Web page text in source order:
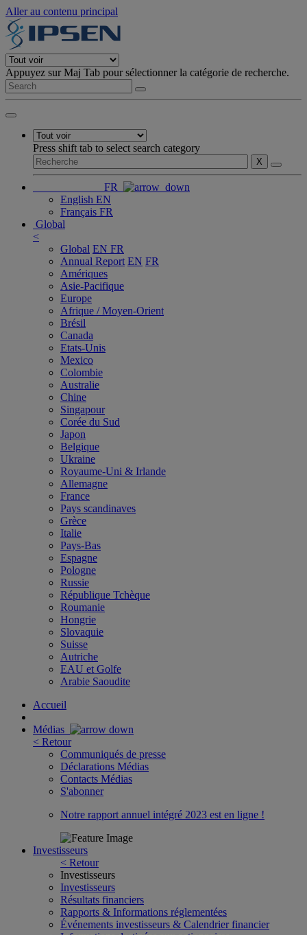
Aller au contenu principal
Appuyez sur Maj Tab pour sélectionner la catégorie de recherche.
Press shift tab to select search category
X
FR
English EN
Français FR
Global
<
Global EN FR
Annual Report EN FR
Amériques
Asie-Pacifique
Europe
Afrique / Moyen-Orient
Brésil
Canada
Etats-Unis
Mexico
Colombie
Australie
Chine
Singapour
Corée du Sud
Japon
Belgique
Ukraine
Royaume-Uni & Irlande
Allemagne
France
Pays scandinaves
Grèce
Italie
Pays-Bas
Espagne
Pologne
Russie
République Tchèque
Roumanie
Hongrie
Slovaquie
Suisse
Autriche
EAU et Golfe
Arabie Saoudite
Accueil
Médias
< Retour
Communiqués de presse
Déclarations Médias
Contacts Médias
S'abonner
Notre rapport annuel intégré 2023 est en ligne !
Investisseurs
< Retour
Investisseurs
Investisseurs
Résultats financiers
Rapports & Informations réglementées
Événements investisseurs & Calendrier financier